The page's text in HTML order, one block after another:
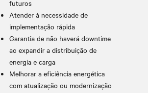
futuros
Atender à necessidade de
implementação rápida
Garantia de não haverá downtime
ao expandir a distribuição de
energia e carga
Melhorar a eficiência energética
com atualização ou modernização